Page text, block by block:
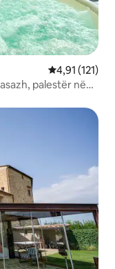
Vlerësimi
4,91 (121)
palestër në